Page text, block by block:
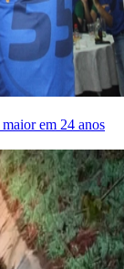
em 24 anos